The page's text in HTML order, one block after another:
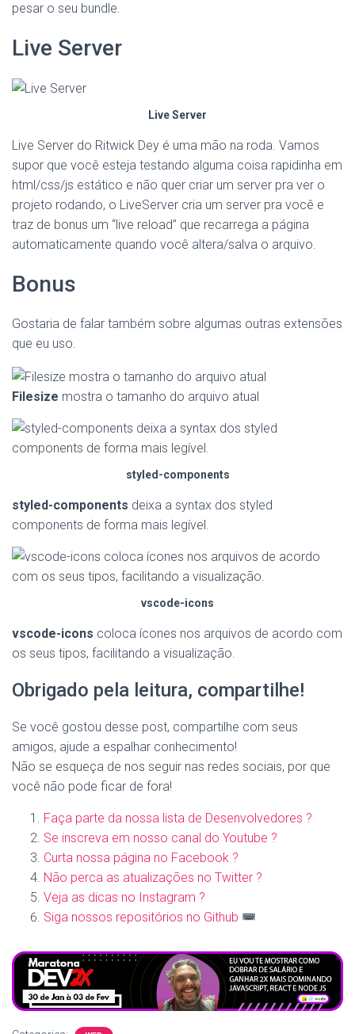
pesar o seu bundle.
Live Server
Live Server
Live Server do Ritwick Dey é uma mão na roda. Vamos
supor que você esteja testando alguma coisa rapidinha em
html/css/js estático e não quer criar um server pra ver o
projeto rodando, o LiveServer cria um server pra você e
traz de bonus um “live reload” que recarrega a página
automaticamente quando você altera/salva o arquivo.
Bonus
Gostaria de falar também sobre algumas outras extensões
que eu uso.
Filesize mostra o tamanho do arquivo atual
styled-components
styled-components deixa a syntax dos styled
components de forma mais legível.
vscode-icons
vscode-icons coloca ícones nos arquivos de acordo com
os seus tipos, facilitando a visualização.
Obrigado pela leitura, compartilhe!
Se você gostou desse post, compartilhe com seus
amigos, ajude a espalhar conhecimento!
Não se esqueça de nos seguir nas redes sociais, por que
você não pode ficar de fora!
Faça parte da nossa lista de Desenvolvedores ?
Se inscreva em nosso canal do Youtube ?
Curta nossa página no Facebook ?
Não perca as atualizações no Twitter ?
Veja as dicas no Instagram ?
Siga nossos repositórios no Github